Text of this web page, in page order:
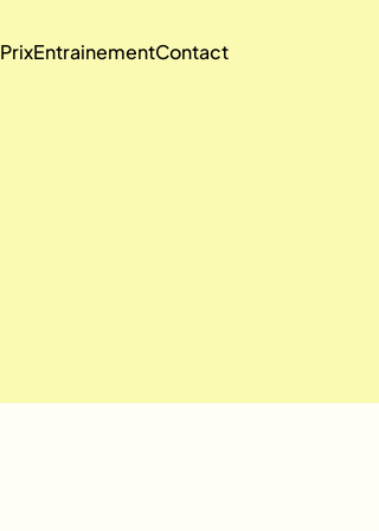
PrixEntrainementContact